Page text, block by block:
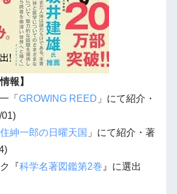
報】
「 GROWING REED 」にて紹介・
紳一郎の日曜天国 」にて紹介・著
『科学名著図鑑第2巻 』に選出